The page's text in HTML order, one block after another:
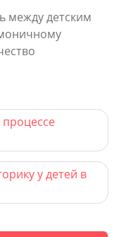
между детским
у детей в